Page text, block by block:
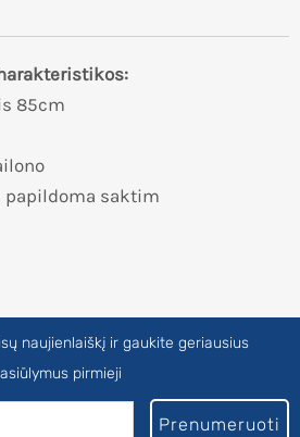
85cm
papildoma saktim
naujienlaiškį ir gaukite geriausius
pirmieji
Prenumeruoti